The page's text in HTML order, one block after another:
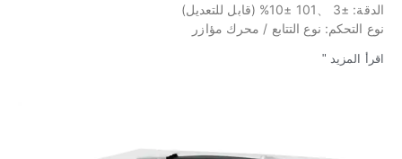
الدقة: ±3 、101 ±10% (قابل للتعديل)
نوع التحكم: نوع التتابع / محرك مؤازر
اقرأ المزيد "